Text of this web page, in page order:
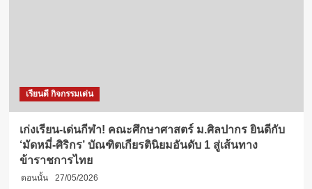
เรียนดี กิจกรรมเด่น
เก่งเรียน-เด่นกีฬา! คณะศึกษาศาสตร์ ม.ศิลปากร ยินดีกับ
‘มัดหมี่-ศิริกร’ บัณฑิตเกียรตินิยมอันดับ 1 สู่เส้นทาง
ข้าราชการไทย
ตอนนั้น 27/05/2026